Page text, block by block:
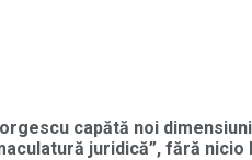
capătă noi
juridică”, fără nicio